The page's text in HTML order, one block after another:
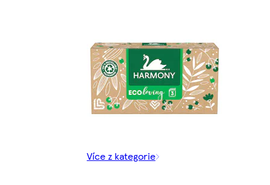
Více z kategorie